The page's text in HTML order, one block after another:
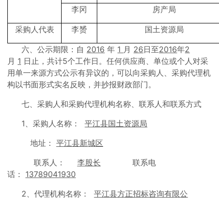
李冈 房产局
采购人代表 李赟 国土资源局
六、公示期限：自 2016 年 1 月 26日至2016年2
月 1 日止，共计5个工作日。任何供应商、单位或个人对采
用单一来源方式公示有异议的，可以向采购人、采购代理机
构以书面形式实名反映，并抄报财政部门。
七、采购人和采购代理机构名称、联系人和联系方式
1、采购人名称：平江县国土资源局
地址： 平江县新城区
联系人： 李股长 联系电
话： 13789041930
2、代理机构名称：平江县方正招标咨询有限公